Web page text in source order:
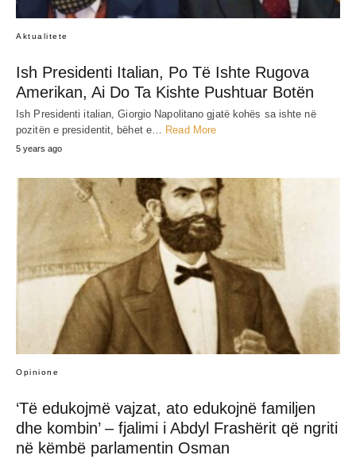
Aktualitete
Ish Presidenti Italian, Po Të Ishte Rugova
Amerikan, Ai Do Ta Kishte Pushtuar Botën
Ish Presidenti italian, Giorgio Napolitano gjatë kohës sa ishte në
pozitën e presidentit, bëhet e… Read More
5 years ago
Opinione
‘Të edukojmë vajzat, ato edukojnë familjen
dhe kombin’ – fjalimi i Abdyl Frashërit që ngriti
në këmbë parlamentin Osman